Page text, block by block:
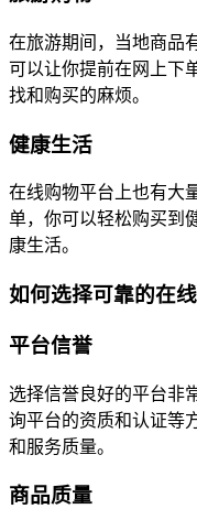
在旅游期间，当地商品
可以让你提前在网上下
找和购买的麻烦。
健康生活
在线购物平台上也有大
单，你可以轻松购买到
康生活。
如何选择可靠的在
平台信誉
选择信誉良好的平台非
询平台的资质和认证等
和服务质量。
商品质量